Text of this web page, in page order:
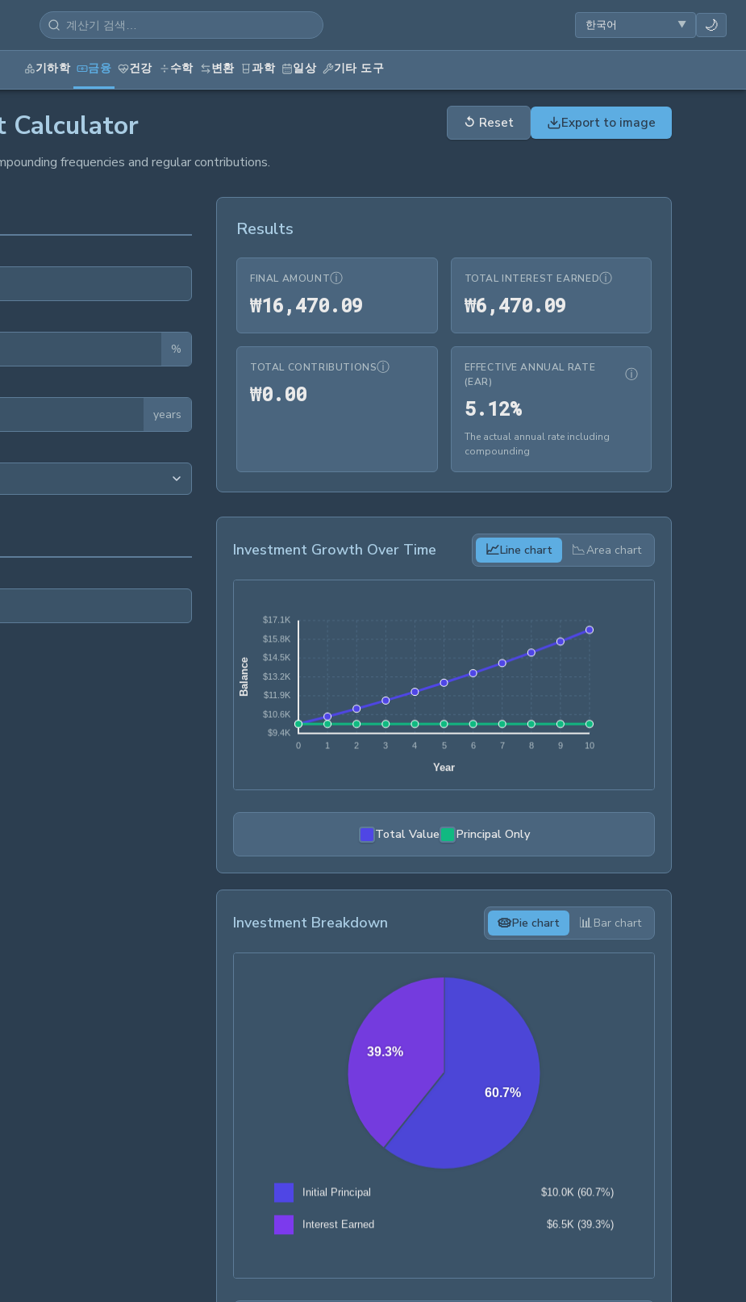
🌙
기하학 금융 건강 수학 변환 과학 일상 기타 도구
Calculator
frequencies and regular contributions.
↺ Reset Export to image
%
years
Results
FINAL AMOUNTⓘ
₩16,470.09 ₩16,470.09
TOTAL INTEREST EARNEDⓘ
₩6,470.09₩6,470.09
TOTAL CONTRIBUTIONSⓘ
₩0.00₩0.00
EFFECTIVE ANNUAL RATE
(EAR)
ⓘ
5.12%5.12%
The actual annual rate including
compounding
Investment Growth Over Time 📈Line chart 📉Area chart
Total Value Principal Only
Investment Breakdown 🥧Pie chart 📊Bar chart